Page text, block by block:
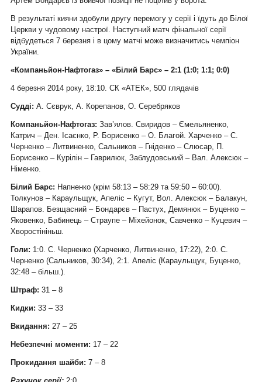
В результаті кияни здобули другу перемогу у серії і їдуть до Білої
Церкви у чудовому настрої. Наступний матч фінальної серії
відбудеться 7 березня і в цому матчі може визначитись чемпіон
України.
«Компаньйон-Нафтогаз» – «Білий Барс» – 2:1 (1:0; 1:1; 0:0)
4 березня 2014 року, 18:10. СК «АТЕК», 500 глядачів
Судді: А. Сєврук, А. Корепанов, О. Серебряков
Компаньйон-Нафтогаз: Зав’ялов. Свиридов – Ємельяненко,
Катрич – Ден. Ісаєнко, Р. Борисенко – О. Благой. Харченко – С.
Черненко – Литвиненко, Сальников – Гніденко – Слюсар, П.
Борисенко – Курілін – Гаврилюк, Заблудовський – Вал. Алексюк –
Німенко.
Білий Барс: Напненко (крім 58:13 – 58:29 та 59:50 – 60:00).
Толкунов – Караульщук, Апеліс – Кугут, Вол. Алексюк – Балакун,
Шарапов. Безщасний – Бондарєв – Пастух, Демянюк – Буценко –
Яковенко, Бабинець – Страупе – Міхейонок, Савченко – Куцевич –
Хворостініньш.
Голи: 1:0. С. Черненко (Харченко, Литвиненко, 17:22), 2:0. С.
Черненко (Сальников, 30:34), 2:1. Апеліс (Караульщук, Буценко,
32:48 – більш.).
Штраф: 31 – 8
Кидки: 33 – 33
Вкидання: 27 – 25
Небезпечні моменти: 17 – 22
Прокидання шайби: 7 – 8